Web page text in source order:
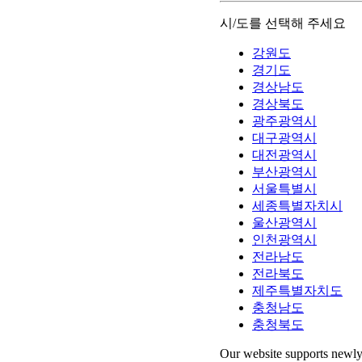
시/도를 선택해 주세요
강원도
경기도
경상남도
경상북도
광주광역시
대구광역시
대전광역시
부산광역시
서울특별시
세종특별자치시
울산광역시
인천광역시
전라남도
전라북도
제주특별자치도
충청남도
충청북도
Our website supports